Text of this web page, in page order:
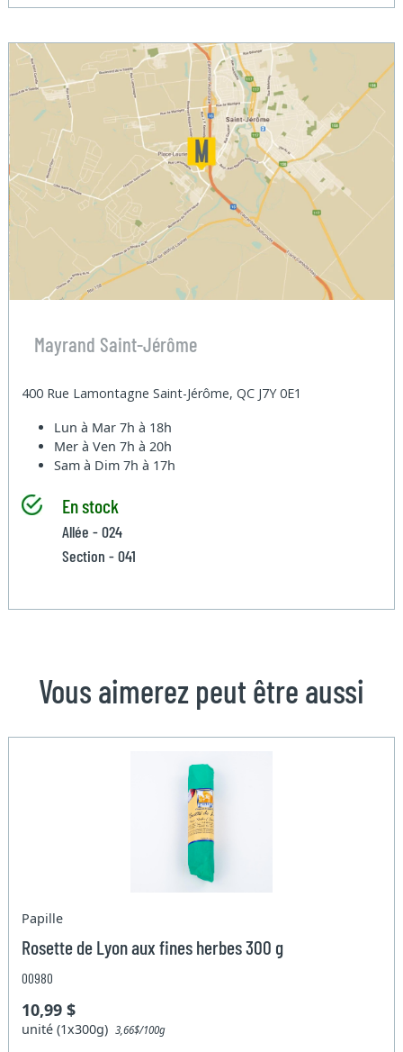
Mayrand Saint-Jérôme
400 Rue Lamontagne Saint-Jérôme, QC J7Y 0E1
Lun à Mar7h à 18h
Mer à Ven7h à 20h
Sam à Dim7h à 17h
En stock
Allée - 024
Section - 041
Vous aimerez peut être aussi
Papille
Rosette de Lyon aux fines herbes 300 g
00980
10,99 $
unité (1x300g)3,66$/100g